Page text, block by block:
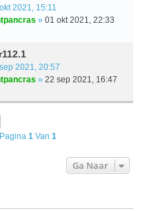
2021, 15:11
» 01 okt 2021, 22:33
2021, 20:57
» 22 sep 2021, 16:47
1Van 1
Ga Naar